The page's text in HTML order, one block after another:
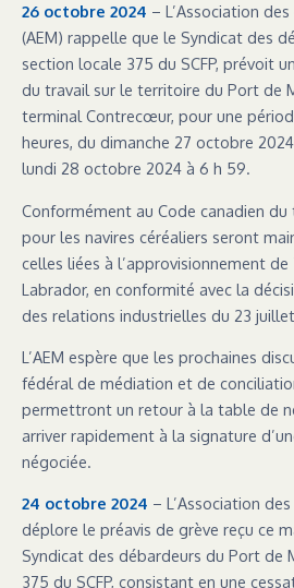
26 octobre 2024 – L’Association
(AEM) rappelle que le Syndicat des
section locale 375 du SCFP, prévoit
du travail sur le territoire du Port de
terminal Contrecœur, pour une
heures, du dimanche 27 octobre 2024
lundi 28 octobre 2024 à 6 h 59.
Conformément au Code canadien du
pour les navires céréaliers seront
celles liées à l’approvisionnement
Labrador, en conformité avec la
des relations industrielles du 23
L’AEM espère que les prochaines
fédéral de médiation et de
permettront un retour à la table de
arriver rapidement à la signature
négociée.
24 octobre 2024 – L’Association
déplore le préavis de grève reçu ce
Syndicat des débardeurs du Port de
375 du SCFP, consistant en une